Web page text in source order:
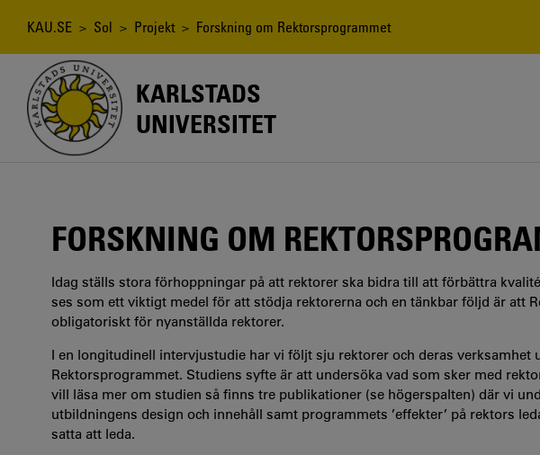
Länkstig
KAU.SE > Sol > Projekt > Forskning om Rektorsprogrammet
KARLSTADS
UNIVERSITET
FORSKNING OM
Idag ställs stora förhoppningar på att rektorer ska bidra till att förbättra
ses som ett viktigt medel för att stödja rektorerna och en tänkbar följd är att
obligatoriskt för nyanställda rektorer.
I en longitudinell intervjustudie har vi följt sju rektorer och deras verksamhet
Rektorsprogrammet. Studiens syfte är att undersöka vad som sker med
vill läsa mer om studien så finns tre publikationer (se högerspalten) där vi
utbildningens design och innehåll samt programmets ’effekter’ på rektors
satta att leda.